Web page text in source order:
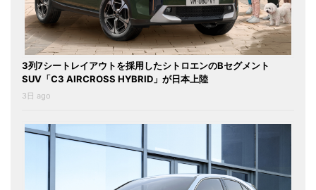
3列7シートレイアウトを採用したシトロエンのBセグメント
SUV「C3 AIRCROSS HYBRID」が日本上陸
3日 ago